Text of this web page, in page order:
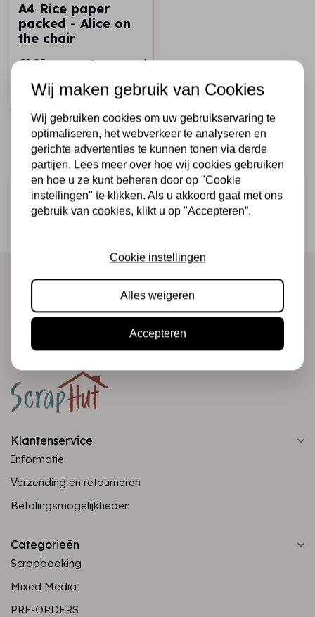
A4 Rice paper
packed - Alice on
the chair
€2,25 Op voorraad
Snel toevoegen
Schrijf je in voor de nieuwsbrief
Ontvang als eerste onze actie en nieuwe producten
Klantenservice
Informatie
Verzending en retourneren
Betalingsmogelijkheden
Categorieën
Scrapbooking
Mixed Media
PRE-ORDERS
Wij maken gebruik van Cookies
Wij gebruiken cookies om uw gebruikservaring te
optimaliseren, het webverkeer te analyseren en
gerichte advertenties te kunnen tonen via derde
partijen. Lees meer over hoe wij cookies gebruiken
en hoe u ze kunt beheren door op "Cookie
instellingen" te klikken. Als u akkoord gaat met ons
gebruik van cookies, klikt u op "Accepteren”.
Cookie instellingen
Alles weigeren
Accepteren